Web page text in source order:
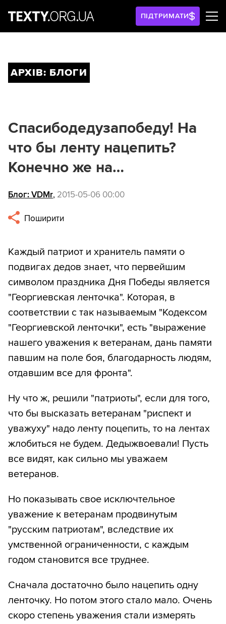
ПІДТРИМАТИ
АРХІВ: БЛОГИ
Спасибодедузапобеду! На
что бы ленту нацепить?
Конечно же на…
Блог: VDMr, 2015-05-06 00:00
Поширити
Каждый патриот и хранитель памяти о
подвигах дедов знает, что первейшим
символом праздника Дня Победы является
"Георгиевская ленточка". Которая, в
соответствии с так называемым "Кодексом
"Георгиевской ленточки", есть "выражение
нашего уважения к ветеранам, дань памяти
павшим на поле боя, благодарность людям,
отдавшим все для фронта".
Ну что ж, решили "патриоты", если для того,
что бы высказать ветеранам "риспект и
уважуху" надо ленту поцепить, то на лентах
жлобиться не будем. Дедыжвоевали! Пусть
все видят, как сильно мы уважаем
ветеранов.
Но показывать свое исключтельное
уважение к ветеранам продвинутым
"русским патриотам", вследствие их
умственной ограниченности, с каждым
годом становится все труднее.
Сначала достаточно было нацепить одну
ленточку. Но потом этого стало мало. Очень
скоро степень уважения стали измерять